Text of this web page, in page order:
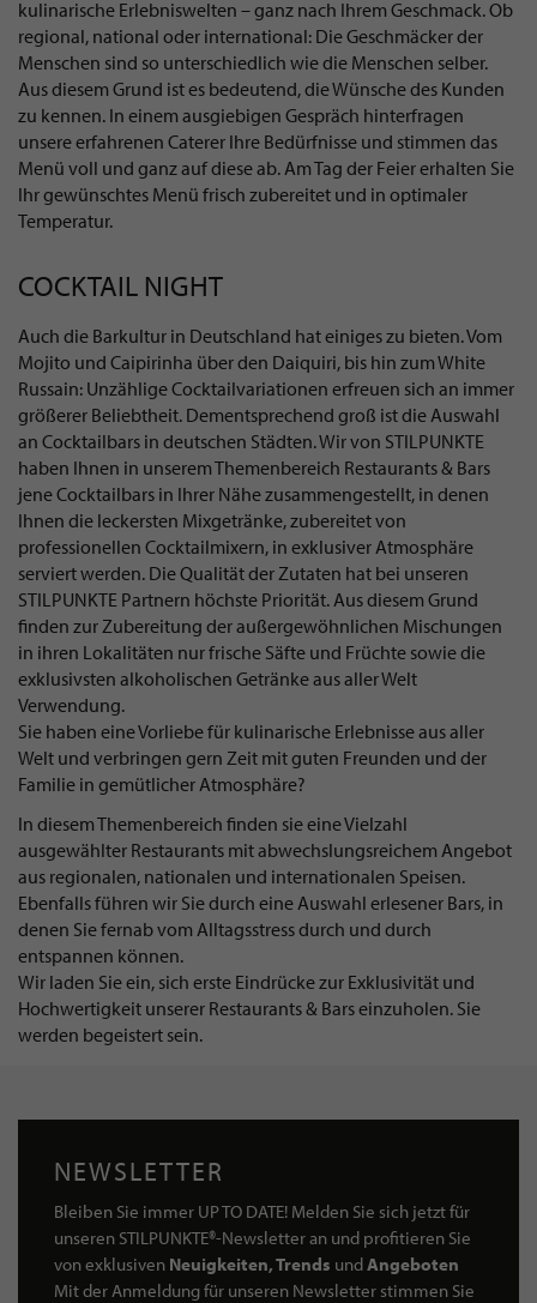
kulinarische Erlebniswelten – ganz nach Ihrem Geschmack. Ob
regional, national oder international: Die Geschmäcker der
Menschen sind so unterschiedlich wie die Menschen selber.
Aus diesem Grund ist es bedeutend, die Wünsche des Kunden
zu kennen. In einem ausgiebigen Gespräch hinterfragen
unsere erfahrenen Caterer Ihre Bedürfnisse und stimmen das
Menü voll und ganz auf diese ab. Am Tag der Feier erhalten Sie
Ihr gewünschtes Menü frisch zubereitet und in optimaler
Temperatur.
COCKTAIL NIGHT
Auch die Barkultur in Deutschland hat einiges zu bieten. Vom
Mojito und Caipirinha über den Daiquiri, bis hin zum White
Russain: Unzählige Cocktailvariationen erfreuen sich an immer
größerer Beliebtheit. Dementsprechend groß ist die Auswahl
an Cocktailbars in deutschen Städten. Wir von STILPUNKTE
haben Ihnen in unserem Themenbereich Restaurants & Bars
jene Cocktailbars in Ihrer Nähe zusammengestellt, in denen
Ihnen die leckersten Mixgetränke, zubereitet von
professionellen Cocktailmixern, in exklusiver Atmosphäre
serviert werden. Die Qualität der Zutaten hat bei unseren
STILPUNKTE Partnern höchste Priorität. Aus diesem Grund
finden zur Zubereitung der außergewöhnlichen Mischungen
in ihren Lokalitäten nur frische Säfte und Früchte sowie die
exklusivsten alkoholischen Getränke aus aller Welt
Verwendung.
Sie haben eine Vorliebe für kulinarische Erlebnisse aus aller
Welt und verbringen gern Zeit mit guten Freunden und der
Familie in gemütlicher Atmosphäre?
In diesem Themenbereich finden sie eine Vielzahl
ausgewählter Restaurants mit abwechslungsreichem Angebot
aus regionalen, nationalen und internationalen Speisen.
Ebenfalls führen wir Sie durch eine Auswahl erlesener Bars, in
denen Sie fernab vom Alltagsstress durch und durch
entspannen können.
Wir laden Sie ein, sich erste Eindrücke zur Exklusivität und
Hochwertigkeit unserer Restaurants & Bars einzuholen. Sie
werden begeistert sein.
NEWSLETTER
Bleiben Sie immer UP TO DATE! Melden Sie sich jetzt für
unseren STILPUNKTE®-Newsletter an und profitieren Sie
von exklusiven Neuigkeiten, Trends undAngeboten
Mit der Anmeldung für unseren Newsletter stimmen Sie